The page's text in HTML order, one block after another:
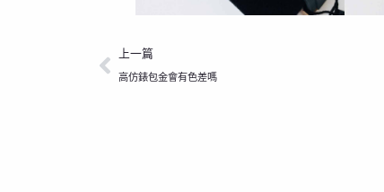
上一頁
上一篇
高仿錶包金會有色差嗎